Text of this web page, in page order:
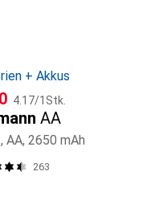
+ Akkus
CHF
4.17/1Stk.
AA
AA, 2650 mAh
263